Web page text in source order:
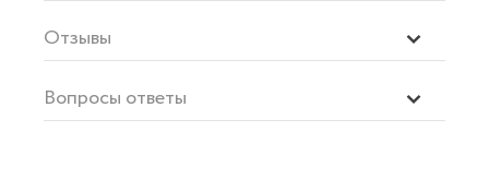
Отзывы
Вопросы ответы